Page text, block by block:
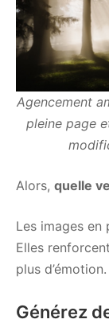
Agencement
pleine page
Alors, quelle
Les images en
Elles
plus
Générez